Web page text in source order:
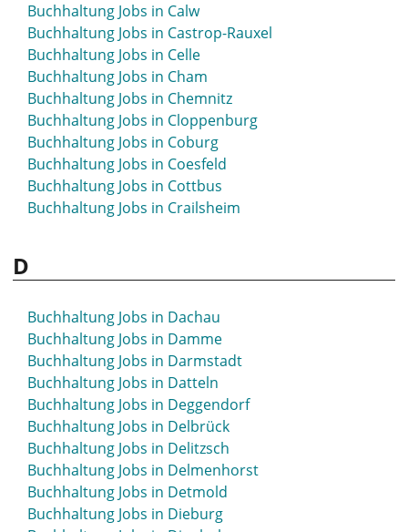
Buchhaltung Jobs in Bad Zwischenahn
Buchhaltung Jobs in Balingen
Buchhaltung Jobs in Bamberg
Buchhaltung Jobs in Barsinghausen
Buchhaltung Jobs in Bassum
Buchhaltung Jobs in Bautzen
Buchhaltung Jobs in Bayreuth
Buchhaltung Jobs in Beckum
Buchhaltung Jobs in Bensheim
Buchhaltung Jobs in Berchtesgaden
Buchhaltung Jobs in Bergheim
Buchhaltung Jobs in Bergisch Gladbach
Buchhaltung Jobs in Berlin
Buchhaltung Jobs in Bernau
Buchhaltung Jobs in Bernau bei Berlin
Buchhaltung Jobs in Bernburg
Buchhaltung Jobs in Beverstedt
Buchhaltung Jobs in Biberach
Buchhaltung Jobs in Bielefeld
Buchhaltung Jobs in Bietigheim-Bissingen
Buchhaltung Jobs in Bingen
Buchhaltung Jobs in Bitburg
Buchhaltung Jobs in Calw
Buchhaltung Jobs in Castrop-Rauxel
Buchhaltung Jobs in Celle
Buchhaltung Jobs in Cham
Buchhaltung Jobs in Chemnitz
Buchhaltung Jobs in Cloppenburg
Buchhaltung Jobs in Coburg
Buchhaltung Jobs in Coesfeld
Buchhaltung Jobs in Cottbus
Buchhaltung Jobs in Crailsheim
D
Buchhaltung Jobs in Dachau
Buchhaltung Jobs in Damme
Buchhaltung Jobs in Darmstadt
Buchhaltung Jobs in Datteln
Buchhaltung Jobs in Deggendorf
Buchhaltung Jobs in Delbrück
Buchhaltung Jobs in Delitzsch
Buchhaltung Jobs in Delmenhorst
Buchhaltung Jobs in Detmold
Buchhaltung Jobs in Dieburg